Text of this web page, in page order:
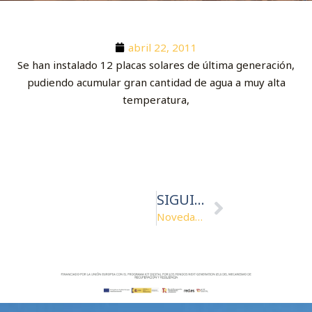
abril 22, 2011
Se han instalado 12 placas solares de última generación,
pudiendo acumular gran cantidad de agua a muy alta
temperatura,
SIGUIENTE
Novedad 2011, renovado totalmente un bloque sanitario